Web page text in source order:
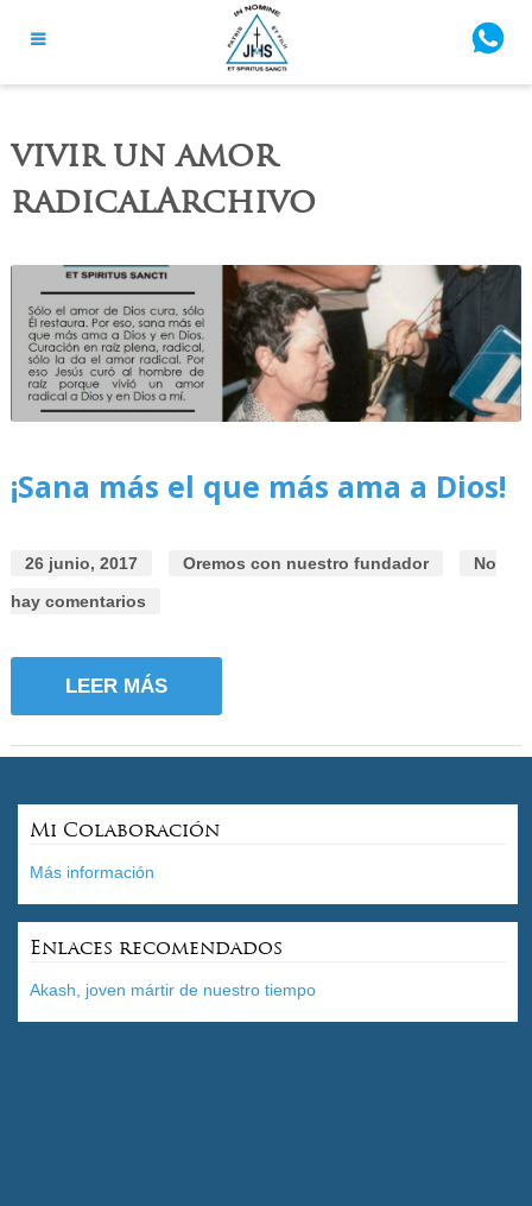
vivir un amor
radicalArchivo
¡Sana más el que más ama a Dios!
26 junio, 2017 Oremos con nuestro fundador
No
hay comentarios
LEER MÁS
Mi Colaboración
Más información
Enlaces recomendados
Akash, joven mártir de nuestro tiempo